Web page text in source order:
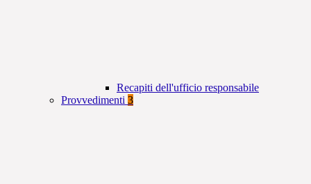
Recapiti dell'ufficio responsabile
Provvedimenti 3